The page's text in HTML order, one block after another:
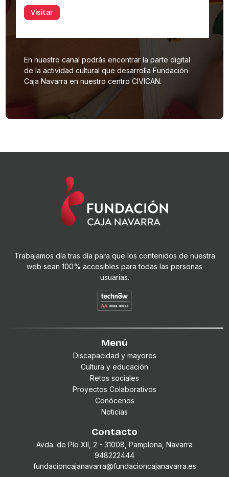
Visitar
En nuestro canal podrás encontrar la parte digital
de la actividad cultural que desarrolla Fundación
Caja Navarra en nuestro centro CIVICAN.
Trabajamos día tras día para que los contenidos de nuestra
web sean 100% accesibles para todas las personas
usuarias.
Menú
Discapacidad y mayores
Cultura y educación
Retos sociales
Proyectos Colaborativos
Conócenos
Noticias
Contacto
Avda. de Pío XII, 2 - 31008, Pamplona, Navarra
948222444
fundacioncajanavarra@fundacioncajanavarra.es